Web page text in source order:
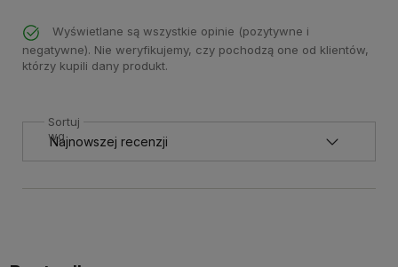
Wyświetlane są wszystkie opinie (pozytywne i
negatywne). Nie weryfikujemy, czy pochodzą one od klientów,
którzy kupili dany produkt.
Sortuj
wg